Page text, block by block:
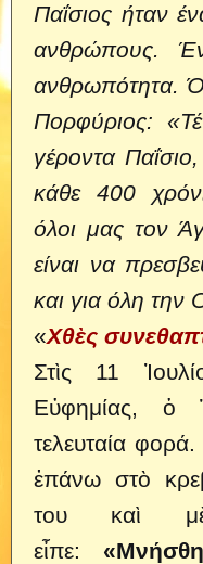
Παΐσιος ήταν
ανθρώπους.
ανθρωπότητα.
Πορφύριος:
γέροντα
κάθε 400
όλοι μας τον
είναι να
και για όλη την
«Χθὲς
Στὶς 11
Εὐφημίας, ὁ
τελευταία
ἐπάνω στὸ
του καὶ μὲ
εἶπε: